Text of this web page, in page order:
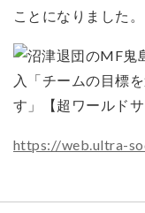
ことになりました。
https://web.ultra-